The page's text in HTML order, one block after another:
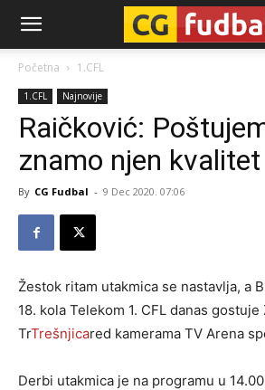
CG-
Fudbal
Početna 1.CFL
1.CFL Najnovije
Raičković:
znamo njen kvalitet
By CG Fudbal - 9 Dec 2020. 07:06
Žestok ritam utakmica se nastavlja, a
18. kola Telekom 1. CFL danas
TrTrešnjicared kamerama TV Arena
Derbi utakmica je na programu u 14.00